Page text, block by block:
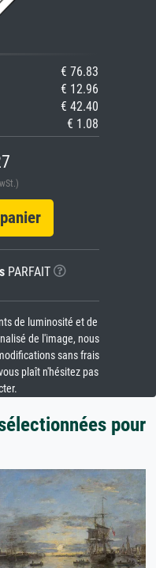
€ 76.83
€ 12.96
€ 42.40
€ 1.08
PARFAIT
de luminosité et de
de l'image, nous
sans frais
plaît n'hésitez pas
pour